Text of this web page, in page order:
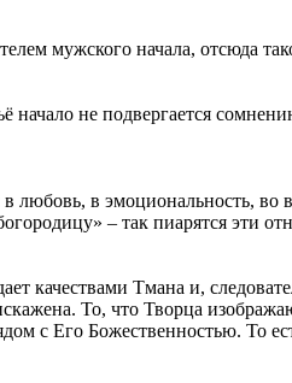
мужского начала, отсюда
не подвергается
любовь, в эмоциональность, во
– так пиарятся эти
качествами Тмана и,
То, что Творца
с Его Божественностью. То